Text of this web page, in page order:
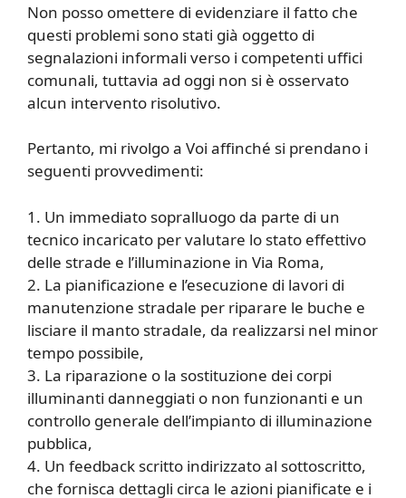
Non posso omettere di evidenziare il fatto che
questi problemi sono stati già oggetto di
segnalazioni informali verso i competenti uffici
comunali, tuttavia ad oggi non si è osservato
alcun intervento risolutivo.
Pertanto, mi rivolgo a Voi affinché si prendano i
seguenti provvedimenti:
1. Un immediato sopralluogo da parte di un
tecnico incaricato per valutare lo stato effettivo
delle strade e l’illuminazione in Via Roma,
2. La pianificazione e l’esecuzione di lavori di
manutenzione stradale per riparare le buche e
lisciare il manto stradale, da realizzarsi nel minor
tempo possibile,
3. La riparazione o la sostituzione dei corpi
illuminanti danneggiati o non funzionanti e un
controllo generale dell’impianto di illuminazione
pubblica,
4. Un feedback scritto indirizzato al sottoscritto,
che fornisca dettagli circa le azioni pianificate e i